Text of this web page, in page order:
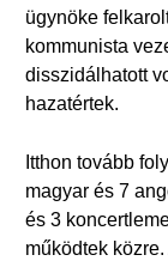
ügynöke
kommunista
disszidálhatott
hazatértek.
Itthon tovább
magyar és 7
és 3
működtek